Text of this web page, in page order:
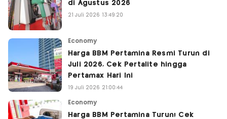
di Agustus 2026
21 Juli 2026 13:49:20
Economy
Harga BBM Pertamina Resmi Turun di
Juli 2026, Cek Pertalite hingga
Pertamax Hari Ini
19 Juli 2026 21:00:44
Economy
Harga BBM Pertamina Turun! Cek